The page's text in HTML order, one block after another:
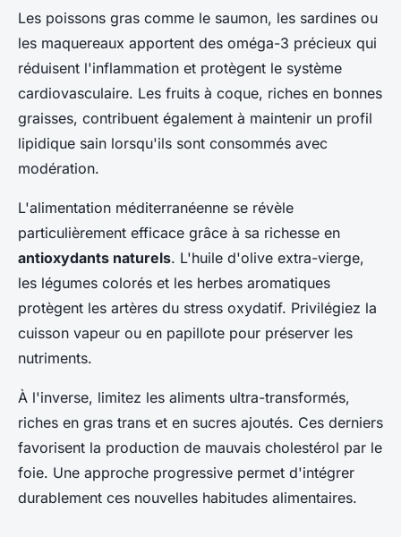
Les poissons gras comme le saumon, les sardines ou
les maquereaux apportent des oméga-3 précieux qui
réduisent l'inflammation et protègent le système
cardiovasculaire. Les fruits à coque, riches en bonnes
graisses, contribuent également à maintenir un profil
lipidique sain lorsqu'ils sont consommés avec
modération.
L'alimentation méditerranéenne se révèle
particulièrement efficace grâce à sa richesse en
antioxydants naturels. L'huile d'olive extra-vierge,
les légumes colorés et les herbes aromatiques
protègent les artères du stress oxydatif. Privilégiez la
cuisson vapeur ou en papillote pour préserver les
nutriments.
À l'inverse, limitez les aliments ultra-transformés,
riches en gras trans et en sucres ajoutés. Ces derniers
favorisent la production de mauvais cholestérol par le
foie. Une approche progressive permet d'intégrer
durablement ces nouvelles habitudes alimentaires.